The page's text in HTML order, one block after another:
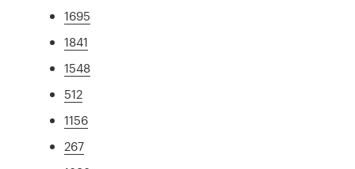
1695
1841
1548
512
1156
267